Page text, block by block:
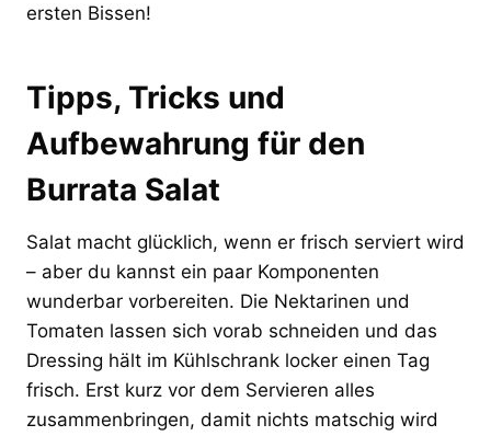
ersten Bissen!
Tipps, Tricks und
Aufbewahrung für den
Burrata Salat
Salat macht glücklich, wenn er frisch serviert wird
– aber du kannst ein paar Komponenten
wunderbar vorbereiten. Die Nektarinen und
Tomaten lassen sich vorab schneiden und das
Dressing hält im Kühlschrank locker einen Tag
frisch. Erst kurz vor dem Servieren alles
zusammenbringen, damit nichts matschig wird